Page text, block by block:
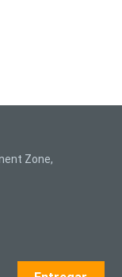
Zone,